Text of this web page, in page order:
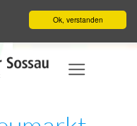
Ok, verstanden